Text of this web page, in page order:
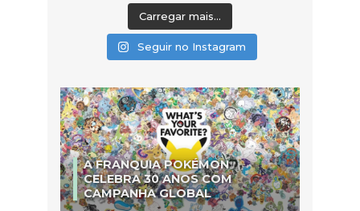
Carregar mais...
Seguir no Instagram
A FRANQUIA POKÉMON
CELEBRA 30 ANOS COM
CAMPANHA GLOBAL